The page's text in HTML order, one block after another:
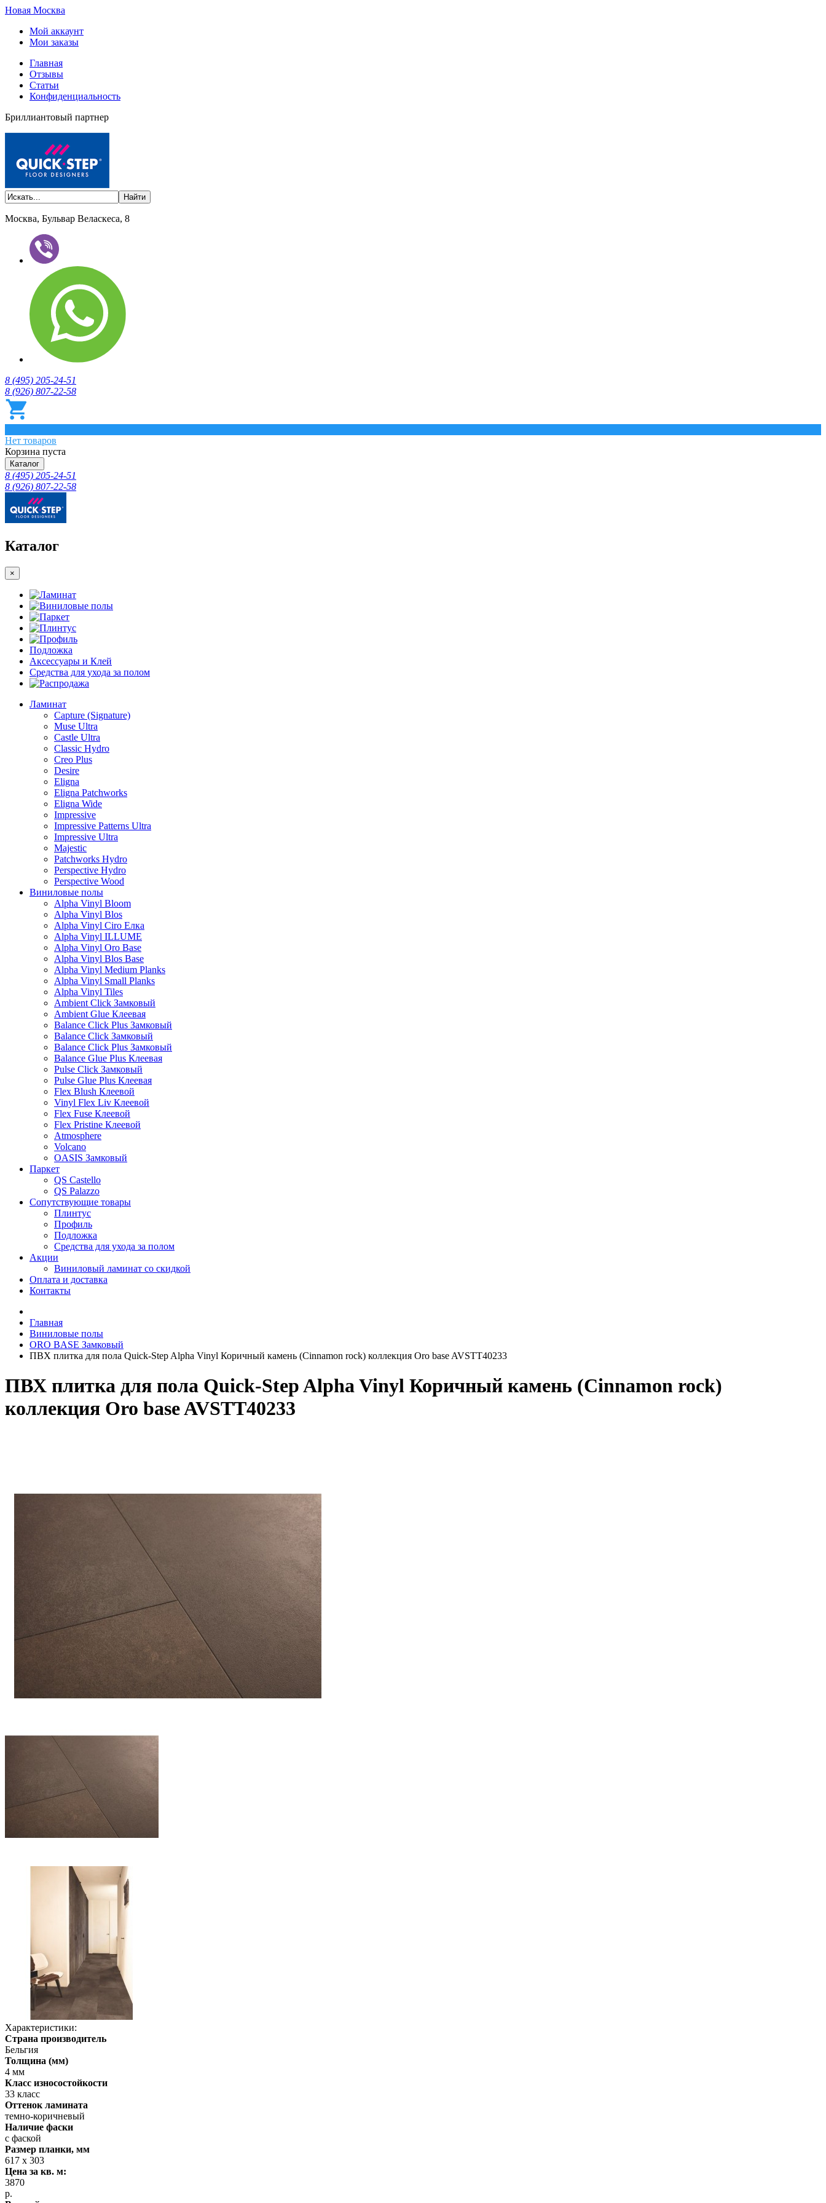
Новая Москва
Мой аккаунт
Мои заказы
Главная
Отзывы
Статьи
Конфиденциальность
Бриллиантовый партнер
Москва, Бульвар Веласкеса, 8
8 (495) 205-24-51
8 (926) 807-22-58
Нет товаров
Корзина пуста
Каталог
8 (495) 205-24-51
8 (926) 807-22-58
Каталог
×
Ламинат
Виниловые полы
Паркет
Плинтус
Профиль
Подложка
Аксессуары и Клей
Средства для ухода за полом
Распродажа
Ламинат
Capture (Signature)
Muse Ultra
Castle Ultra
Classic Hydro
Creo Plus
Desire
Eligna
Eligna Patchworks
Eligna Wide
Impressive
Impressive Patterns Ultra
Impressive Ultra
Majestic
Patchworks Hydro
Perspective Hydro
Perspective Wood
Виниловые полы
Alpha Vinyl Bloom
Alpha Vinyl Blos
Alpha Vinyl Ciro Елка
Alpha Vinyl ILLUME
Alpha Vinyl Oro Base
Alpha Vinyl Blos Base
Alpha Vinyl Medium Planks
Alpha Vinyl Small Planks
Alpha Vinyl Tiles
Ambient Click Замковый
Ambient Glue Клеевая
Balance Click Plus Замковый
Balance Click Замковый
Balance Click Plus Замковый
Balance Glue Plus Клеевая
Pulse Click Замковый
Pulse Glue Plus Клеевая
Flex Blush Клеевой
Vinyl Flex Liv Клеевой
Flex Fuse Клеевой
Flex Pristine Клеевой
Atmosphere
Volcano
OASIS Замковый
Паркет
QS Castello
QS Palazzo
Сопутствующие товары
Плинтус
Профиль
Подложка
Средства для ухода за полом
Акции
Виниловый ламинат со скидкой
Оплата и доставка
Контакты
Главная
Виниловые полы
ORO BASE Замковый
ПВХ плитка для пола Quick-Step Alpha Vinyl Коричный камень (Cinnamon rock) коллекция Oro base AVSTT40233
ПВХ плитка для пола Quick-Step Alpha Vinyl Коричный камень (Cinnamon rock)
коллекция Oro base AVSTT40233
Характеристики:
Страна производитель
Бельгия
Толщина (мм)
4 мм
Класс износостойкости
33 класс
Оттенок ламината
темно-коричневый
Наличие фаски
с фаской
Размер планки, мм
617 х 303
Цена за кв. м:
3870
р.